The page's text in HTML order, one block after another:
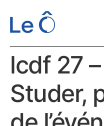
lcdf 27
Studer,